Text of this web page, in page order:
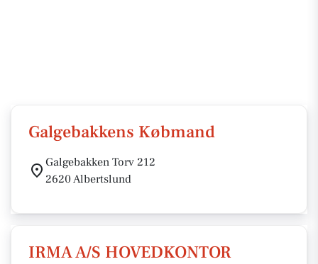
Galgebakkens Købmand
Galgebakken Torv 212
2620 Albertslund
IRMA A/S HOVEDKONTOR